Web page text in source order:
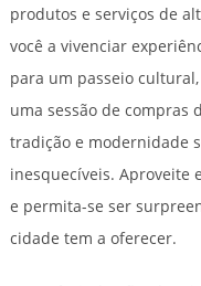
produtos e serviços de
você a vivenciar
para um passeio
uma sessão de compras
tradição e modernidade
inesquecíveis. Aproveite
e permita-se ser
cidade tem a oferecer.